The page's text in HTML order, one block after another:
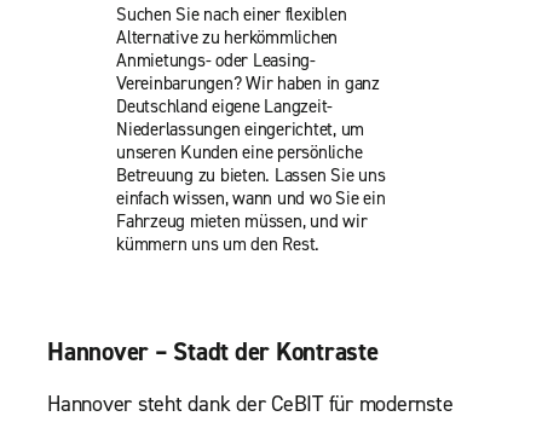
Suchen Sie nach einer flexiblen
Alternative zu herkömmlichen
Anmietungs- oder Leasing-
Vereinbarungen? Wir haben in ganz
Deutschland eigene Langzeit-
Niederlassungen eingerichtet, um
unseren Kunden eine persönliche
Betreuung zu bieten. Lassen Sie uns
einfach wissen, wann und wo Sie ein
Fahrzeug mieten müssen, und wir
kümmern uns um den Rest.
Hannover – Stadt der Kontraste
Hannover steht dank der CeBIT für modernste